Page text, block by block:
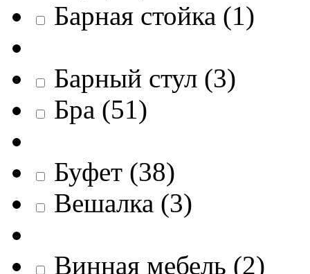
Барная стойка (1)
Барный стул (3)
Бра (51)
Буфет (38)
Вешалка (3)
Винная мебель (2)